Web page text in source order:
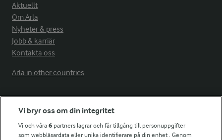
Aktuellt
Om Arla
Nyheter & press
Jobb & karriär
Kontakta oss
Arla in other countries
Fler Arlasajter
För ägare
Vi bryr oss om din integritet
Vi och våra6 partners lagrar och får tillgång till personuppgifter
som webbläsardata eller unika identifierare på din enhet . Genom